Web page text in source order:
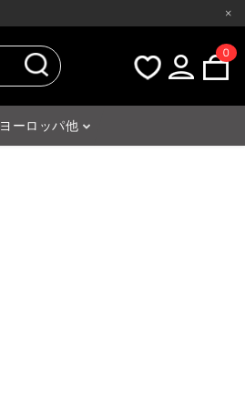
×
0
ヨーロッパ他